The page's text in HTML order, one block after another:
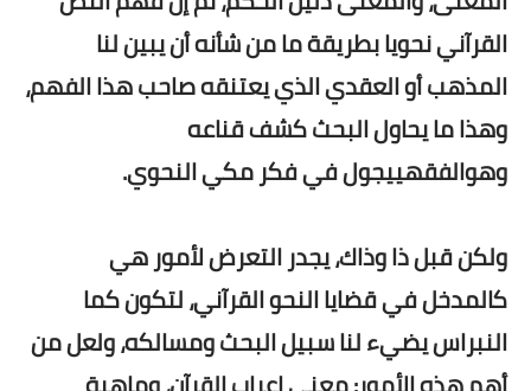
القرآني نحويا بطريقة ما من شأنه أن يبين لنا
المذهب أو العقدي الذي يعتنقه صاحب هذا الفهم،
وهذا ما يحاول البحث كشف قناعه
وهوالفقهييجول في فكر مكي النحوي.
ولكن قبل ذا وذاك، يجدر التعرض لأمور هي
كالمدخل في قضايا النحو القرآني، لتكون كما
النبراس يضيء لنا سبيل البحث ومسالكه، ولعل من